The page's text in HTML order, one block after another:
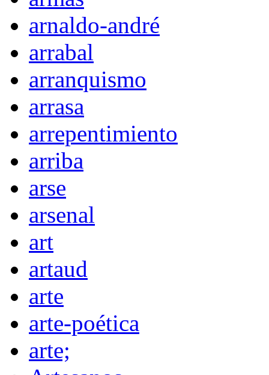
arnaldo-andré
arrabal
arranquismo
arrasa
arrepentimiento
arriba
arse
arsenal
art
artaud
arte
arte-poética
arte;